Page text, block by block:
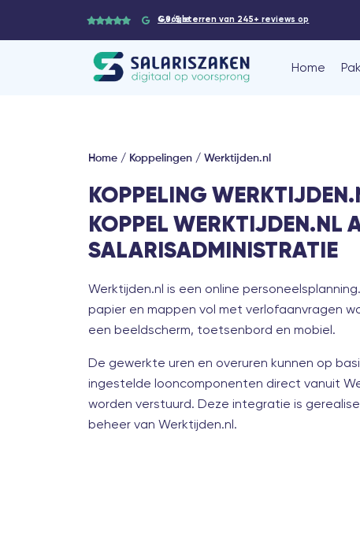
4,9/5 sterren van 245+
reviews op Google
Home
Home / Koppelingen / Werktijden.nl
KOPPELING
KOPPEL WERKTIJDEN.NL
SALARISADMINISTRATIE
Werktijden.nl is een online
papier en mappen vol met verlofaanvragen
een beeldscherm, toetsenbord en mobiel.
De gewerkte uren en overuren kunnen op
ingestelde looncomponenten direct vanuit
worden verstuurd. Deze integratie is
beheer van Werktijden.nl.